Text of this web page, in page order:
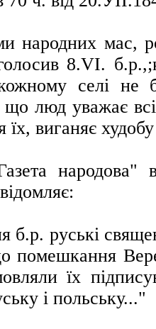
народних мас,
8.VІ.
селі не
що люд уважає
їх, виганяє
народова"
б.р. руські
помешкання
їх
і польську..."